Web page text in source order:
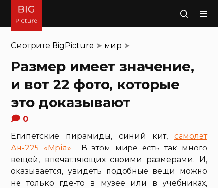
Поиск
Смотрите BigPicture ➤ мир ➤
Размер имеет значение,
и вот 22 фото, которые
это доказывают
0
Египетские пирамиды, синий кит, самолет
Ан-225 «Мрія»… В этом мире есть так много
вещей, впечатляющих своими размерами. И,
оказывается, увидеть подобные вещи можно
не только где-то в музее или в учебниках,